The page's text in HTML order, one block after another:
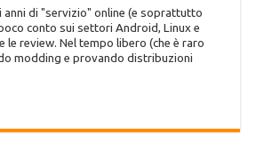
di "servizio" online (e soprattutto
conto sui settori Android, Linux e
le review. Nel tempo libero (che è raro
modding e provando distribuzioni